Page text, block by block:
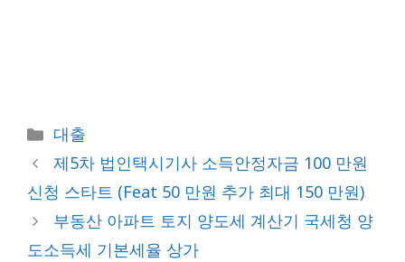
카
테
고
리
대출
제5차 법인택시기사 소득안정자금 100 만원
신청 스타트 (Feat 50 만원 추가 최대 150 만원)
부동산 아파트 토지 양도세 계산기 국세청 양
도소득세 기본세율 상가